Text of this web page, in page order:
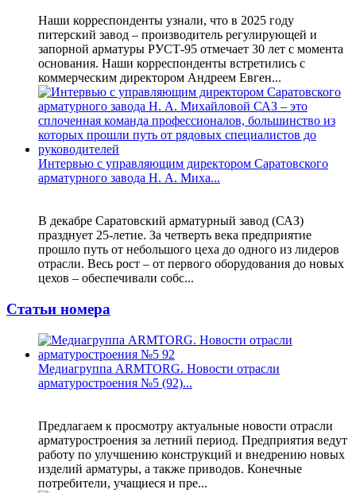
Наши корреспонденты узнали, что в 2025 году
питерский завод – производитель регулирующей и
запорной арматуры РУСТ-95 отмечает 30 лет с момента
основания. Наши корреспонденты встретились с
коммерческим директором Андреем Евген...
Интервью с управляющим директором Саратовского
арматурного завода Н. А. Миха...
В декабре Саратовский арматурный завод (САЗ)
празднует 25-летие. За четверть века предприятие
прошло путь от небольшого цеха до одного из лидеров
отрасли. Весь рост – от первого оборудования до новых
цехов – обеспечивали собс...
Статьи номера
Медиагруппа ARMTORG. Новости отрасли
арматуростроения №5 (92)...
Предлагаем к просмотру актуальные новости отрасли
арматуростроения за летний период. Предприятия ведут
работу по улучшению конструкций и внедрению новых
изделий арматуры, а также приводов. Конечные
потребители, учащиеся и пре...